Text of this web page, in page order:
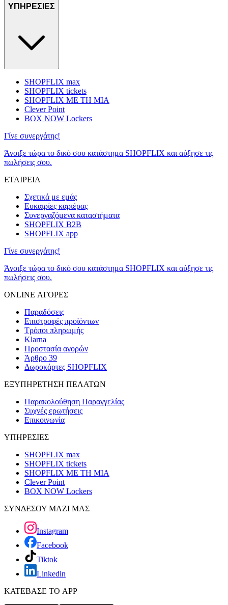
ΥΠΗΡΕΣΙΕΣ
SHOPFLIX max
SHOPFLIX tickets
SHOPFLIX ΜΕ ΤΗ ΜΙΑ
Clever Point
BOX NOW Lockers
Γίνε συνεργάτης!
Άνοιξε τώρα το δικό σου κατάστημα SHOPFLIX και αύξησε τις
πωλήσεις σου.
ΕΤΑΙΡΕΙΑ
Σχετικά με εμάς
Ευκαιρίες καριέρας
Συνεργαζόμενα καταστήματα
SHOPFLIX B2B
SHOPFLIX app
Γίνε συνεργάτης!
Άνοιξε τώρα το δικό σου κατάστημα SHOPFLIX και αύξησε τις
πωλήσεις σου.
ONLINE ΑΓΟΡΕΣ
Παραδόσεις
Επιστροφές προϊόντων
Τρόποι πληρωμής
Klarna
Προστασία αγορών
Άρθρο 39
Δωροκάρτες SHOPFLIX
ΕΞΥΠΗΡΕΤΗΣΗ ΠΕΛΑΤΩΝ
Παρακολούθηση Παραγγελίας
Συχνές ερωτήσεις
Επικοινωνία
ΥΠΗΡΕΣΙΕΣ
SHOPFLIX max
SHOPFLIX tickets
SHOPFLIX ΜΕ ΤΗ ΜΙΑ
Clever Point
BOX NOW Lockers
ΣΥΝΔΕΣΟΥ ΜΑΖΙ ΜΑΣ
Instagram
Facebook
Tiktok
Linkedin
ΚΑΤΕΒΑΣΕ ΤΟ APP